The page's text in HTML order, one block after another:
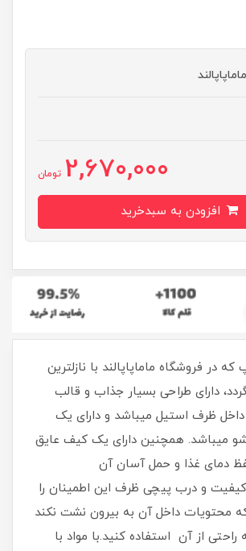
2,670,000 تومان
در فروشگاه ماماپاپالند با نازلترین
دارای طراحی بسیار جذاب و قالب
داخل ظرف استیل میباشد و دارای یک
میباشد. همچنین دارای یک کیف عایق
دمای غذا و حمل آسان آن
کیفیت و درب پیچی ظرف این اطمینان را
محتویات داخل آن به بیرون نشت نکند
از آن استفاده کنید.با مواد با